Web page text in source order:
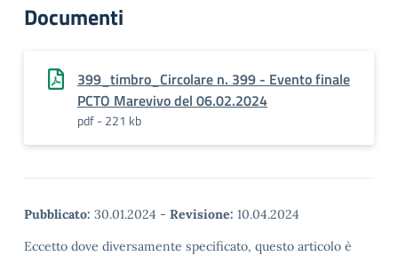
Documenti
399_timbro_Circolare n. 399 - Evento finale
PCTO Marevivo del 06.02.2024
pdf - 221 kb
Pubblicato: 30.01.2024 - Revisione: 10.04.2024
Eccetto dove diversamente specificato, questo articolo è